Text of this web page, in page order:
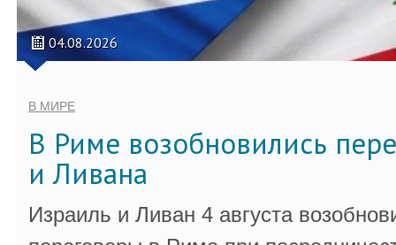
04.08.2026
В МИРЕ
В Риме возобновились
и Ливана
Израиль и Ливан 4 августа